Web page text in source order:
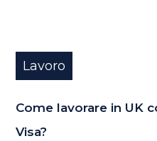
Lavoro
Come lavorare in UK
Visa?